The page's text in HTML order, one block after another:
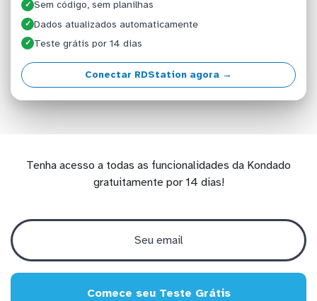
✓ Sem código, sem planilhas
✓ Dados atualizados automaticamente
✓ Teste grátis por 14 dias
Conectar RDStation agora →
Tenha acesso a todas as funcionalidades da Kondado
gratuitamente por 14 dias!
Comece seu Teste Grátis